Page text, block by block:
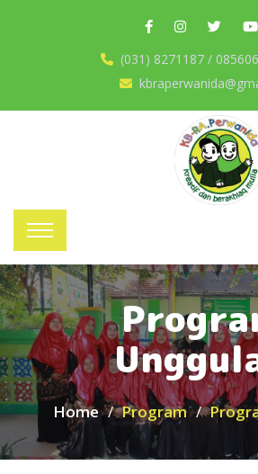
(031) 8271187 /
Home Program